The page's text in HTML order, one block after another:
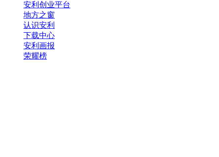
安利创业平台
地方之窗
认识安利
下载中心
安利画报
荣耀榜